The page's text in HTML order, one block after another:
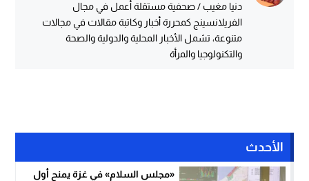
دنيا مغيب / صحفية مستقلة أعمل في مجال
الفريلانسينج كمحررة أخبار وكاتبة مقالات في مجالات
متنوعة، تشمل الأخبار المحلية والدولية والصحة
والتكنولوجيا والمرأة
الأحدث
«مجلس السلام» في غزة يمنح أول